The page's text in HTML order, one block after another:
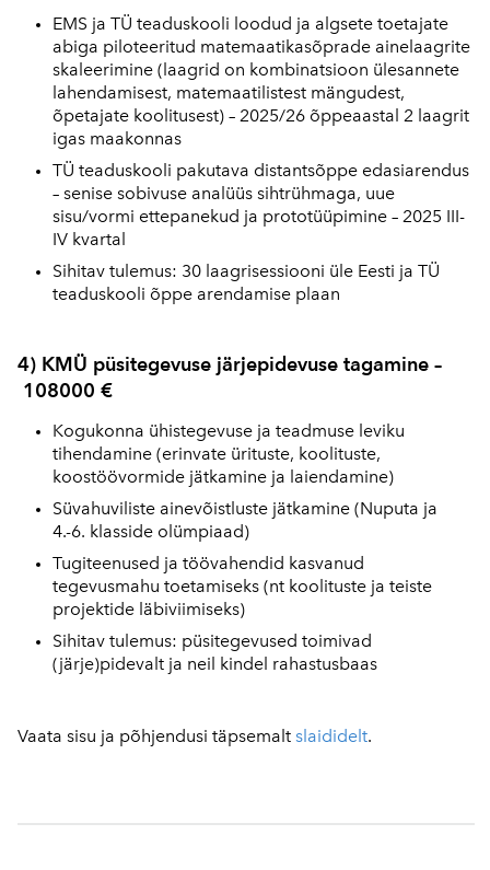
EMS ja TÜ teaduskooli loodud ja algsete toetajate
abiga piloteeritud matemaatikasõprade ainelaagrite
skaleerimine (laagrid on kombinatsioon ülesannete
lahendamisest, matemaatilistest mängudest,
õpetajate koolitusest) – 2025/26 õppeaastal 2 laagrit
igas maakonnas
TÜ teaduskooli pakutava distantsõppe edasiarendus
– senise sobivuse analüüs sihtrühmaga, uue
sisu/vormi ettepanekud ja prototüüpimine – 2025 III-
IV kvartal
Sihitav tulemus: 30 laagrisessiooni üle Eesti ja TÜ
teaduskooli õppe arendamise plaan
4) KMÜ püsitegevuse järjepidevuse tagamine –
108000 €
Kogukonna ühistegevuse ja teadmuse leviku
tihendamine (erinvate ürituste, koolituste,
koostöövormide jätkamine ja laiendamine)
Süvahuviliste ainevõistluste jätkamine (Nuputa ja
4.-6. klasside olümpiaad)
Tugiteenused ja töövahendid kasvanud
tegevusmahu toetamiseks (nt koolituste ja teiste
projektide läbiviimiseks)
Sihitav tulemus: püsitegevused toimivad
(järje)pidevalt ja neil kindel rahastusbaas
Vaata sisu ja põhjendusi täpsemalt slaididelt.